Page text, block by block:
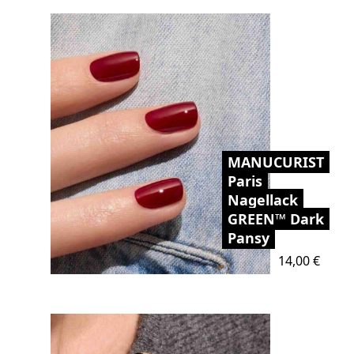
MANUCURIST
Paris
Nagellack
GREEN™ Dark
Pansy
Preis
14,00 €